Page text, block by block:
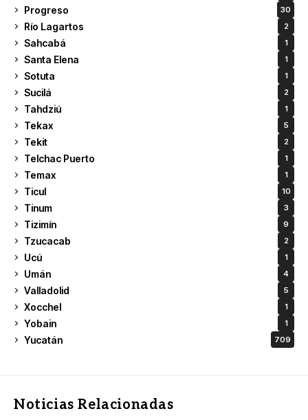
Progreso 30
Río Lagartos 2
Sahcabá 1
Santa Elena 1
Sotuta 1
Sucilá 2
Tahdziú 1
Tekax 5
Tekit 2
Telchac Puerto 1
Temax 1
Ticul 10
Tinum 3
Tizimín 9
Tzucacab 2
Ucú 1
Umán 4
Valladolid 5
Xocchel 1
Yobain 1
Yucatán 709
Noticias Relacionadas